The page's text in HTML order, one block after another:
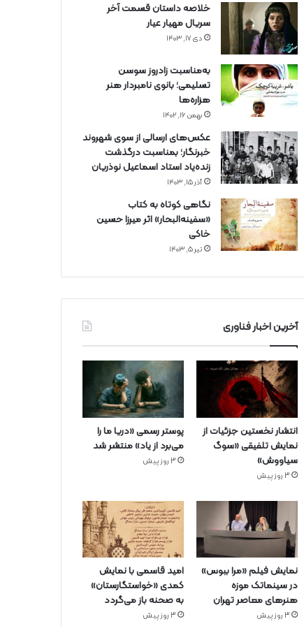
خلاصه داستان قسمت آخر
سریال مهیار عیار
دی ۱۷, ۱۴۰۳
به‌مناسبت زادروز سوسن
تسلیمی؛ بانوی نامبردار هنر
هزاره‌ها
بهمن ۱۶, ۱۴۰۲
عکس‌های ارسالی از سوی شهروند
خبرنگار؛ بمناسبت درگذشت
زنده‌یاد استاد اسماعیل نوذریان
آذر ۱۵, ۱۴۰۳
نگاهی کوتاه به کتاب
«سفینه‌البحار» اثر میرزا حسین
خاکی
تیر ۵, ۱۴۰۳
آخرین اخبار فناوری
انتشار نخستین جزئیات از
نمایش تلفیقی «سوگ
سیاووش»
3 روز پیش
پوستر رسمی «دریا ما را
می‌برد از یاد» منتشر شد
3 روز پیش
نمایش فیلم «مرا ببوس»
در سینماتک موزه
هنرهای معاصر تهران
3 روز پیش
امید قاسمی با نمایش
کمدی «خواستگارستان»
به صحنه باز می‌گردد
3 روز پیش